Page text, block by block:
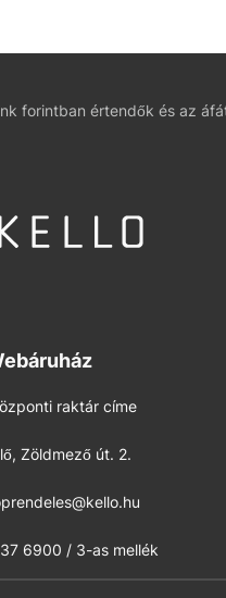
forintban értendők és az
raktár címe
Zöldmező út. 2.
6900 / 3-as mellék